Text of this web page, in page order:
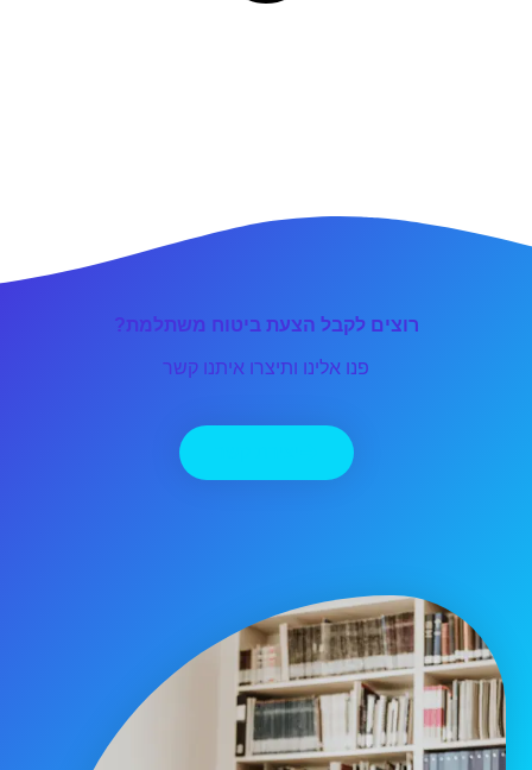
רוצים לקבל הצעת ביטוח משתלמת?
פנו אלינו ותיצרו איתנו קשר